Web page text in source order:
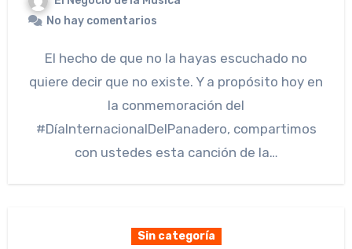
No hay comentarios
El hecho de que no la hayas escuchado no
quiere decir que no existe. Y a propósito hoy en
la conmemoración del
#DíaInternacionalDelPanadero, compartimos
con ustedes esta canción de la…
Sin categoría